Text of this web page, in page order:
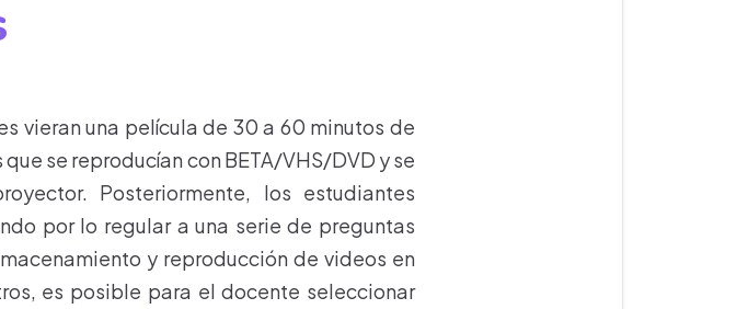
vieran una película de 30 a 60 minutos de
se reproducían con BETA/VHS/DVD y se
Posteriormente, los estudiantes
por lo regular a una serie de preguntas
y reproducción de videos en
es posible para el docente seleccionar